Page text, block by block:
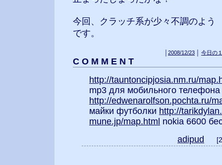
今回、クラッチ系が少々不調のよう
です。
2008/12/23 今日の
C O M M E N T
http://tauntoncipjosia.nm.ru/
mp3 для мобильного телефона
http://edwenarolfson.pochta.ru/
майки футболки http://
mune.jp/map.html nokia 6600
adipud